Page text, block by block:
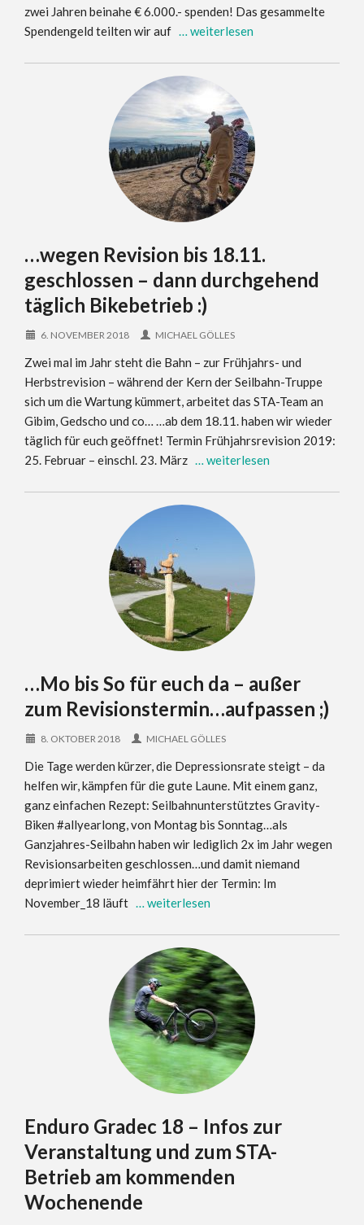
zwei Jahren beinahe € 6.000.- spenden! Das gesammelte
Spendengeld teilten wir auf … weiterlesen
…wegen Revision bis 18.11.
geschlossen – dann durchgehend
täglich Bikebetrieb :)
6. NOVEMBER 2018 MICHAEL GÖLLES
Zwei mal im Jahr steht die Bahn – zur Frühjahrs- und
Herbstrevision – während der Kern der Seilbahn-Truppe
sich um die Wartung kümmert, arbeitet das STA-Team an
Gibim, Gedscho und co… …ab dem 18.11. haben wir wieder
täglich für euch geöffnet! Termin Frühjahrsrevision 2019:
25. Februar – einschl. 23. März … weiterlesen
…Mo bis So für euch da – außer
zum Revisionstermin…aufpassen ;)
8. OKTOBER 2018 MICHAEL GÖLLES
Die Tage werden kürzer, die Depressionsrate steigt – da
helfen wir, kämpfen für die gute Laune. Mit einem ganz,
ganz einfachen Rezept: Seilbahnunterstütztes Gravity-
Biken #allyearlong, von Montag bis Sonntag…als
Ganzjahres-Seilbahn haben wir lediglich 2x im Jahr wegen
Revisionsarbeiten geschlossen…und damit niemand
deprimiert wieder heimfährt hier der Termin: Im
November_18 läuft … weiterlesen
Enduro Gradec 18 – Infos zur
Veranstaltung und zum STA-
Betrieb am kommenden
Wochenende